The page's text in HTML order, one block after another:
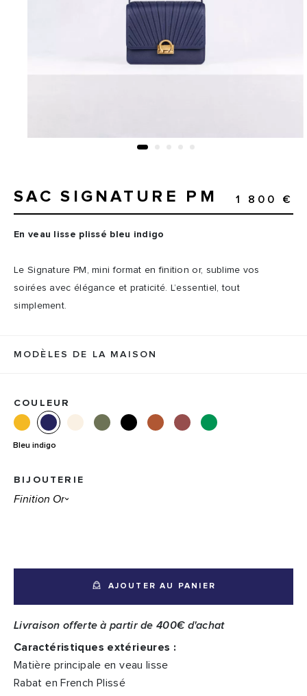
SAC SIGNATURE PM 1 800 €
En veau lisse plissé bleu indigo
Le Signature PM, mini format en finition or, sublime vos
soirées avec élégance et praticité. L’essentiel, tout
simplement.
MODÈLES DE LA MAISON
COULEUR
Bleu indigo
BIJOUTERIE
AJOUTER AU PANIER
Livraison offerte à partir de 400€ d'achat
Caractéristiques extérieures :
Matière principale en veau lisse
Rabat en French Plissé